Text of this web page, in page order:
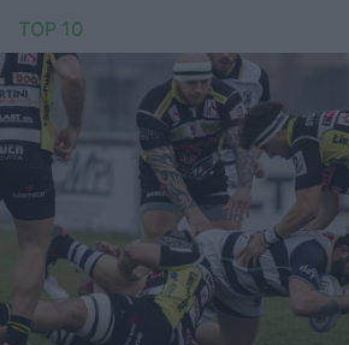
Nazionali giovanili
Rugby Sevens
FIR
Internazionale
6 Nazioni
United Rugby Championship
TOP 10